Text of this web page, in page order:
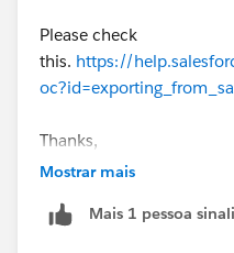
Please check
this. https://
Thanks,
Mostrar mais
Mais 1 pessoa